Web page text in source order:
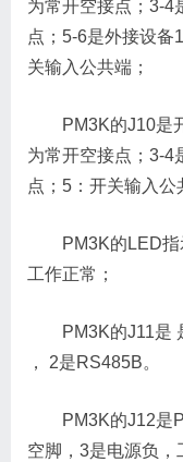
为常开空接点；3-4
点；5-6是外接设备
关输入公共端；
PM3K的J10是
为常开空接点；3-4
点；5：开关输入公
PM3K的LED
工作正常；
PM3K的J11是
， 2是RS485B。
PM3K的J12是
空脚，3是电源负，